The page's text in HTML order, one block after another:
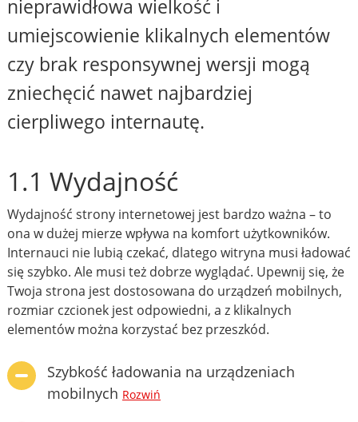
nieprawidłowa wielkość i
umiejscowienie klikalnych elementów
czy brak responsywnej wersji mogą
zniechęcić nawet najbardziej
cierpliwego internautę.
1.1 Wydajność
Wydajność strony internetowej jest bardzo ważna – to
ona w dużej mierze wpływa na komfort użytkowników.
Internauci nie lubią czekać, dlatego witryna musi ładować
się szybko. Ale musi też dobrze wyglądać. Upewnij się, że
Twoja strona jest dostosowana do urządzeń mobilnych,
rozmiar czcionek jest odpowiedni, a z klikalnych
elementów można korzystać bez przeszkód.
Szybkość ładowania na urządzeniach
mobilnych Rozwiń